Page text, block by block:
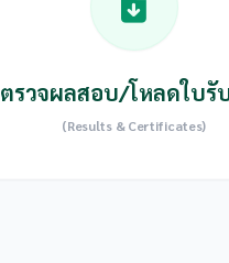
ตรวจผลสอบ/โหลดใบรั
(Results & Certificates)